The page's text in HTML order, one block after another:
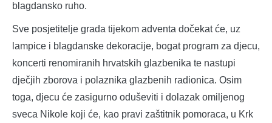
blagdansko ruho.
Sve posjetitelje grada tijekom adventa dočekat će, uz
lampice i blagdanske dekoracije, bogat program za djecu,
koncerti renomiranih hrvatskih glazbenika te nastupi
dječjih zborova i polaznika glazbenih radionica. Osim
toga, djecu će zasigurno oduševiti i dolazak omiljenog
sveca Nikole koji će, kao pravi zaštitnik pomoraca, u Krk